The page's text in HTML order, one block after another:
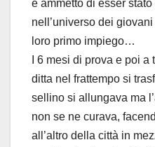
e ammetto di esser
nell’universo dei
loro primo impiego…
I 6 mesi di prova e poi
ditta nel frattempo si
sellino si allungava ma
non se ne curava,
all’altro della città in